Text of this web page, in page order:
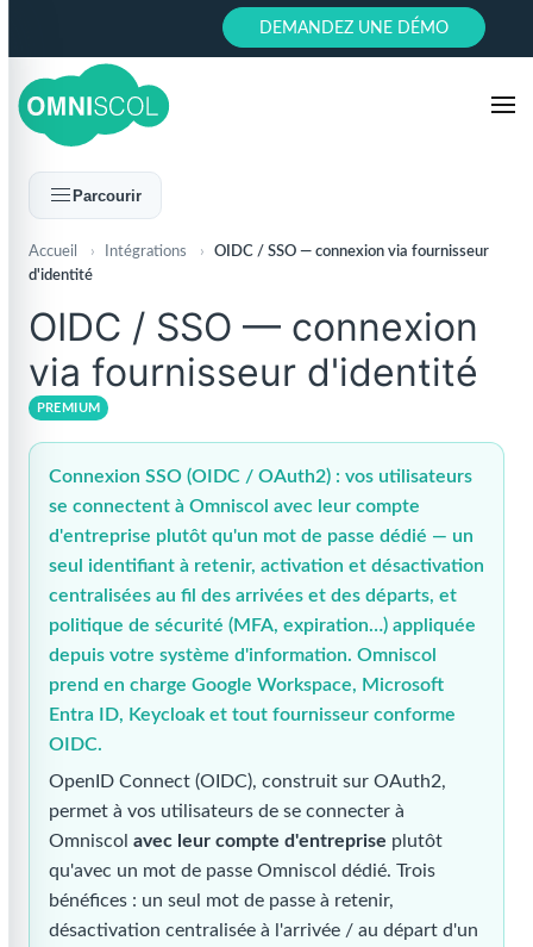
DEMANDEZ UNE DÉMO
Parcourir
Accueil › Intégrations ›
OIDC / SSO — connexion via fournisseur
d'identité
OIDC / SSO — connexion
via fournisseur d'identité
PREMIUM
Connexion SSO (OIDC / OAuth2) : vos utilisateurs
se connectent à Omniscol avec leur compte
d'entreprise plutôt qu'un mot de passe dédié — un
seul identifiant à retenir, activation et désactivation
centralisées au fil des arrivées et des départs, et
politique de sécurité (MFA, expiration…) appliquée
depuis votre système d'information. Omniscol
prend en charge Google Workspace, Microsoft
Entra ID, Keycloak et tout fournisseur conforme
OIDC.
OpenID Connect (OIDC), construit sur OAuth2,
permet à vos utilisateurs de se connecter à
Omniscol avec leur compte d'entreprise plutôt
qu'avec un mot de passe Omniscol dédié. Trois
bénéfices : un seul mot de passe à retenir,
désactivation centralisée à l'arrivée / au départ d'un